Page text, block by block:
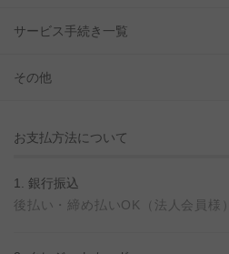
サービス手続き一覧
その他
お支払方法について
1. 銀行振込
後払い・締め払いOK（法人会員様）